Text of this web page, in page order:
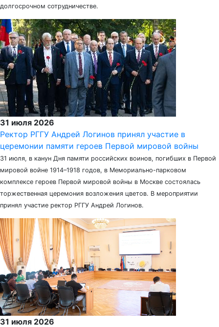
долгосрочном сотрудничестве.
31 июля 2026
Ректор РГГУ Андрей Логинов принял участие в
церемонии памяти героев Первой мировой войны
31 июля, в канун Дня памяти российских воинов, погибших в Первой
мировой войне 1914–1918 годов, в Мемориально-парковом
комплексе героев Первой мировой войны в Москве состоялась
торжественная церемония возложения цветов. В мероприятии
принял участие ректор РГГУ Андрей Логинов.
31 июля 2026